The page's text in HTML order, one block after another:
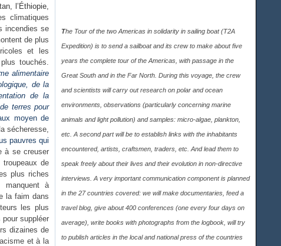
l’Éthiopie,
climatiques
incendies se
de plus
et les
touchés.
alimentaire
de la
de la
terres pour
moyen de
sécheresse,
pauvres qui
à se creuser
de
plus riches
manquent à
la faim dans
les plus
suppléer
dizaines de
et à la
The Tour of the two Americas in solidarity in sailing boat (T2A
Expedition) is to send a sailboat and its crew to make about five
years the complete tour of the Americas, with passage in the
Great South and in the Far North. During this voyage, the crew
and scientists will carry out research on polar and ocean
environments, observations (particularly concerning marine
animals and light pollution) and samples: micro-algae, plankton,
etc. A second part will be to establish links with the inhabitants
encountered, artists, craftsmen, traders, etc. And lead them to
speak freely about their lives and their evolution in non-directive
interviews. A very important communication component is planned
in the 27 countries covered: we will make documentaries, feed a
travel blog, give about 400 conferences (one every four days on
average), write books with photographs from the logbook, will try
to publish articles in the local and national press of the countries